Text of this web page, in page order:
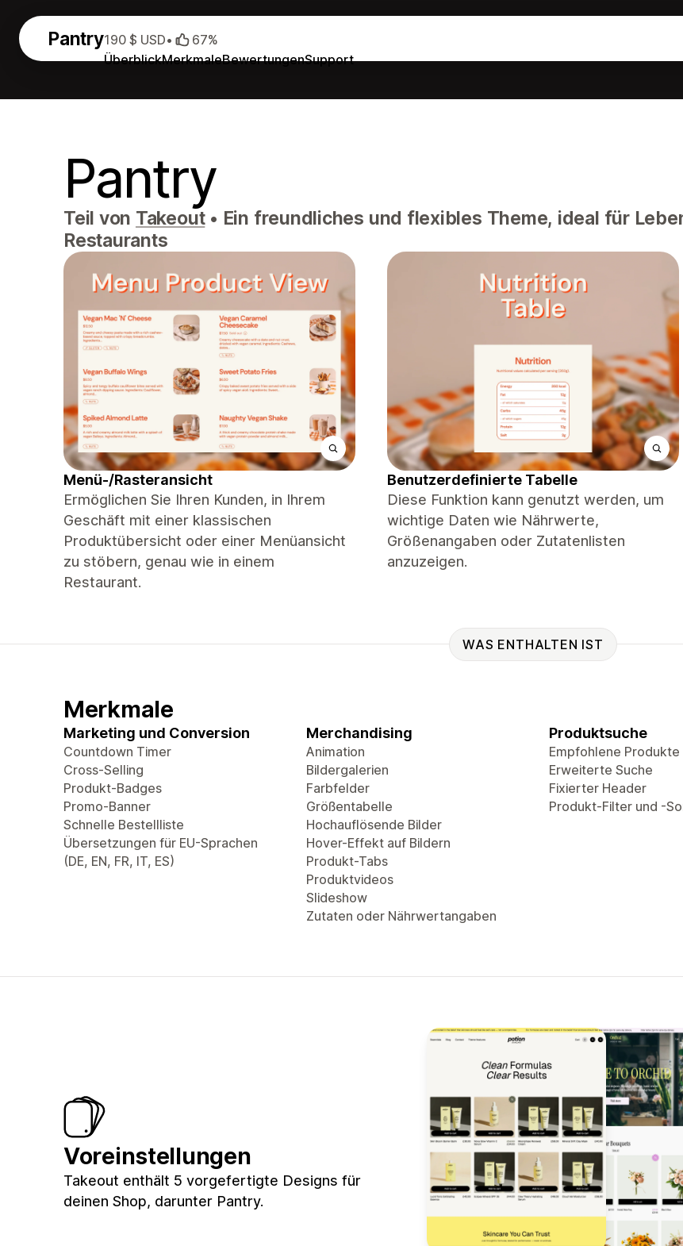
Pantry
ÜberblickMerkmaleBewertungenSupport
190 $ USD• 67%
Pantry
Teil von Takeout • Ein freundliches und flexibles Theme, ideal für
Restaurants
Menü-/Rasteransicht
Ermöglichen Sie Ihren Kunden, in Ihrem
Geschäft mit einer klassischen
Produktübersicht oder einer Menüansicht
zu stöbern, genau wie in einem
Restaurant.
Benutzerdefinierte Tabelle
Diese Funktion kann genutzt werden, um
wichtige Daten wie Nährwerte,
Größenangaben oder Zutatenlisten
anzuzeigen.
WAS ENTHALTEN IST
Merkmale
Marketing und Conversion
Countdown Timer
Cross-Selling
Produkt-Badges
Promo-Banner
Schnelle Bestellliste
Übersetzungen für EU-Sprachen
(DE, EN, FR, IT, ES)
Merchandising
Animation
Bildergalerien
Farbfelder
Größentabelle
Hochauflösende Bilder
Hover-Effekt auf Bildern
Produkt-Tabs
Produktvideos
Slideshow
Zutaten oder Nährwertangaben
Produktsuche
Empfohlene Produkte
Erweiterte Suche
Fixierter Header
Produkt-Filter und -
Voreinstellungen
Takeout enthält 5 vorgefertigte Designs für
deinen Shop, darunter Pantry.